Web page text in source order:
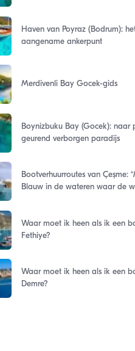
Haven van Poyraz (Bodrum):
aangename ankerpunt
Merdivenli Bay Gocek-gids
Boynizbuku Bay (Gocek): naar
geurend verborgen paradijs
Bootverhuurroutes van Çeşme:
Blauw in de wateren waar de
Waar moet ik heen als ik een
Fethiye?
Waar moet ik heen als ik een
Demre?